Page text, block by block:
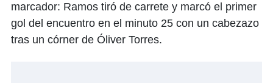
marcador: Ramos tiró de carrete y marcó el primer
gol del encuentro en el minuto 25 con un cabezazo
tras un córner de Óliver Torres.